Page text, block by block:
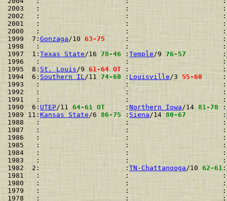
2003   :                     :
2002   :                     :
2001   :                     :
2000   :                     :
1999  7: Gonzaga/10 63-75
:
1998   :                     :
1997  1: Texas State/16 78-46 : Temple/9 76-57
         :
1996   :                     :
1995  8: St. Louis/9 61-64 OT :
1994  6: Southern IL/11 74-60 : Louisville/3 55-60
1993   :                     :
1992   :                     :
1991   :                     :
1990  6: UTEP/11 64-61 OT
     :
Northern Iowa/14 81-78 :
1989 11: Kansas State/6 86-75 : Siena/14 80-67
         :
1988   :                     :
1987   :                     :
1986   :                     :
1985   :                     :
1984   :                     :
1983   :                     :
1982  2:                     : TN-Chattanooga/10 62-61 :
1981   :                     :
1980   :                     :
1979   :                     :
1978   :                     :